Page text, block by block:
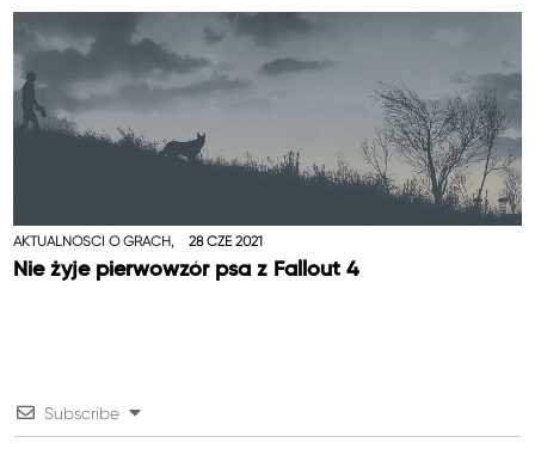
AKTUALNOŚCI O GRACH, 28 CZE 2021
Nie żyje pierwowzór psa z Fallout 4
Subscribe